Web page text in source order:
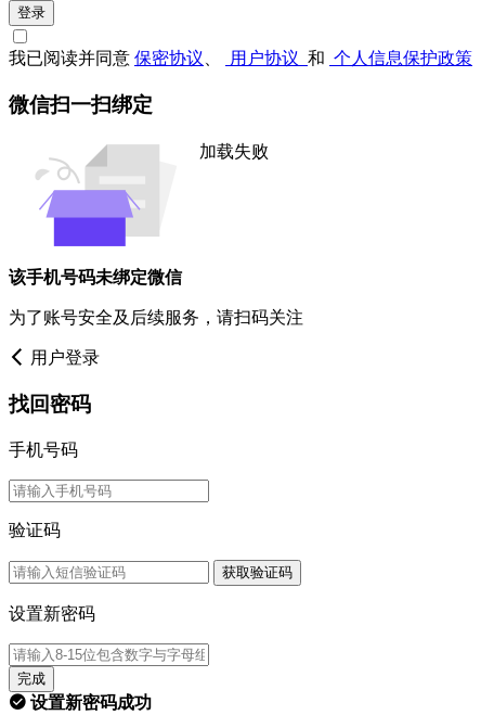
登录
我已阅读并同意 保密协议 用户协议 和 个人信息保护政策
微信扫一扫绑定
加载失败
该手机号码未绑定微信
为了账号安全及后续服务，请扫码关注
用户登录
找回密码
手机号码
验证码
获取验证码
设置新密码
完成
设置新密码成功